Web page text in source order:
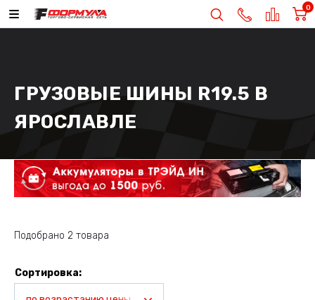
0
ГРУЗОВЫЕ ШИНЫ R19.5 В
ЯРОСЛАВЛЕ
Подобрано 2 товара
Сортировка: